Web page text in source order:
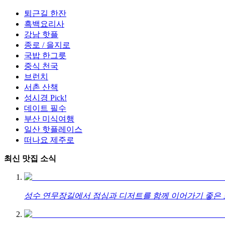
퇴근길 한잔
흑백요리사
강남 핫플
종로 / 을지로
국밥 한그릇
중식 천국
브런치
서촌 산책
성시경 Pick!
데이트 필수
부산 미식여행
일산 핫플레이스
떠나요 제주로
최신 맛집 소식
성수 연무장길에서 점심과 디저트를 함께 이어가기 좋은